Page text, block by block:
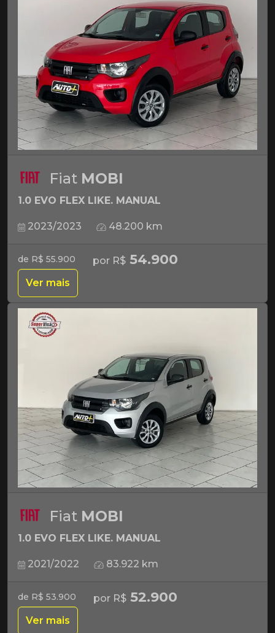
Fiat MOBI
1.0 EVO FLEX LIKE. MANUAL
2023/2023 48.200 km
de R$ 55.900 por R$ 54.900
Ver mais
Fiat MOBI
1.0 EVO FLEX LIKE. MANUAL
2021/2022 83.922 km
de R$ 53.900 por R$ 52.900
Ver mais